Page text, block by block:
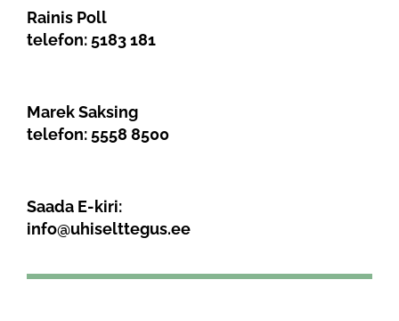
Rainis Poll
telefon: 5183 181
Marek Saksing
telefon: 5558 8500
Saada E-kiri:
info@uhiselttegus.ee